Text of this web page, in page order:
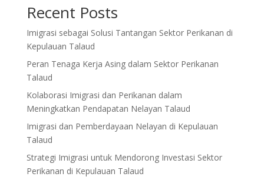
Recent Posts
Imigrasi sebagai Solusi Tantangan Sektor Perikanan di
Kepulauan Talaud
Peran Tenaga Kerja Asing dalam Sektor Perikanan
Talaud
Kolaborasi Imigrasi dan Perikanan dalam
Meningkatkan Pendapatan Nelayan Talaud
Imigrasi dan Pemberdayaan Nelayan di Kepulauan
Talaud
Strategi Imigrasi untuk Mendorong Investasi Sektor
Perikanan di Kepulauan Talaud